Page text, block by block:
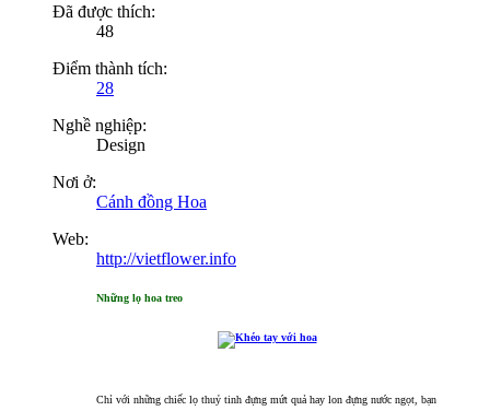
Đã được thích:
48
Điểm thành tích:
28
Nghề nghiệp:
Design
Nơi ở:
Cánh đồng Hoa
Web:
http://vietflower.info
Những lọ hoa treo
Chỉ với những chiếc lọ thuỷ tinh đựng mứt quả hay lon đựng nước ngọt, bạn